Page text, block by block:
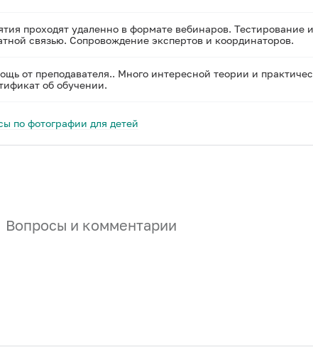
проходят удаленно в формате вебинаров. Тестирование
связью. Сопровождение экспертов и координаторов.
от преподавателя.. Много интересной теории и
об обучении.
по фотографии для детей
Вопросы и комментарии